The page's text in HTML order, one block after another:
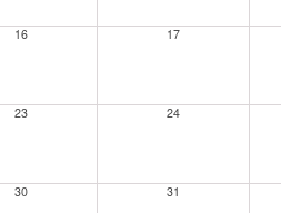
16 17
23 24
30 31